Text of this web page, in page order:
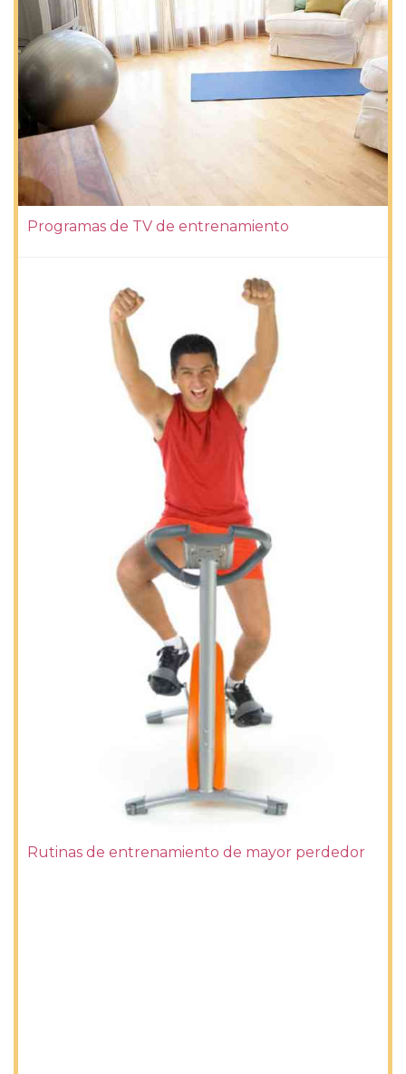
Programas de TV de entrenamiento
Rutinas de entrenamiento de mayor perdedor